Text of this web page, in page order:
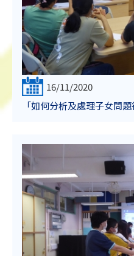
16/11/2020
「如何分析及處理子女問